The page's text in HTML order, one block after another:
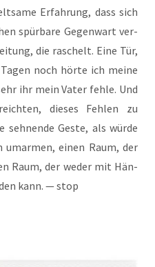
Erfah­rung, dass sich
spür­ba­re Gegen­wart ver­
die raschelt. Eine Tür,
noch hör­te ich mei­ne
ihr mein Vater feh­le. Und
die­ses Feh­len zu
seh­nen­de Ges­te, als wür­de
umar­men, einen Raum, der
Raum, der weder mit Hän­
kann. — stop